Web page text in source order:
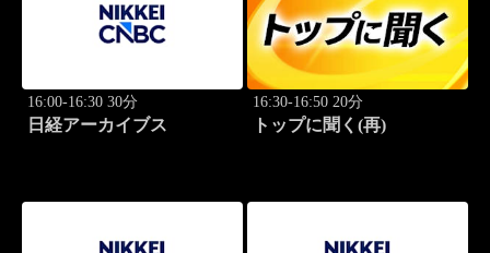
16:00-16:30 30分
日経アーカイブス
16:30-16:50 20分
トップに聞く(再)